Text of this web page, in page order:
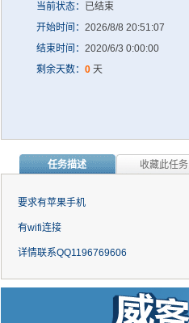
当前状态：
已结束
开始时间： 2026/8/8 20:51:07
结束时间： 2020/6/3 0:00:00
剩余天数： 0天
任务描述 收藏此任务
要求有苹果手机
有wifi连接
详情联系QQ1196769606